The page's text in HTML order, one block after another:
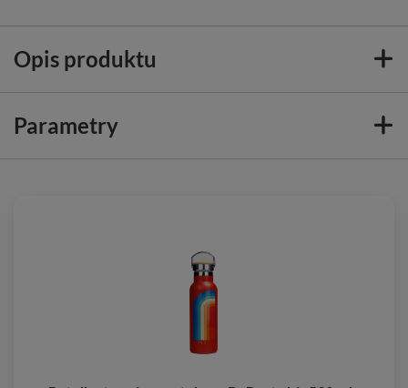
Opis produktu
Parametry